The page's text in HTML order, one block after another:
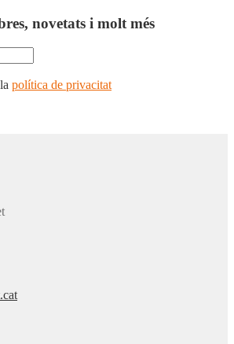
novetats i molt més
política de privacitat